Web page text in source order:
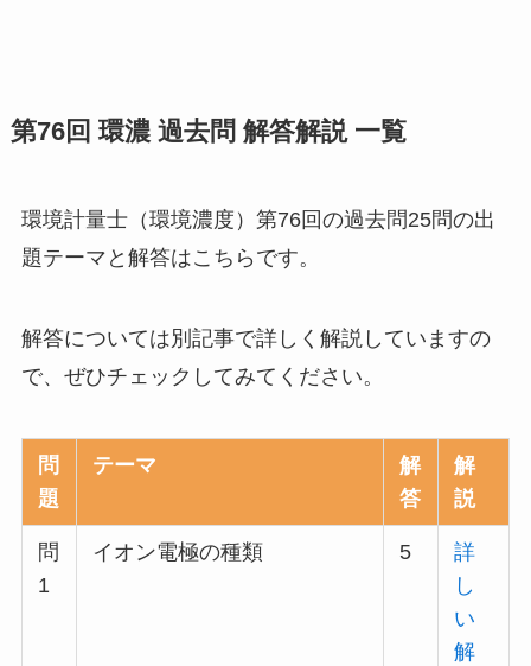
第76回 環濃 過去問 解答解説 一覧
環境計量士（環境濃度）第76回の過去問25問の出
題テーマと解答はこちらです。
解答については別記事で詳しく解説していますの
で、ぜひチェックしてみてください。
問
題
テーマ
解
答
解
説
問
1
イオン電極の種類 5
詳
し
い
解